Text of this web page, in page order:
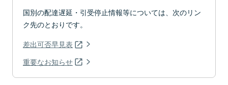
国別の配達遅延・引受停止情報等については、次のリン
ク先のとおりです。
差出可否早見表
重要なお知らせ